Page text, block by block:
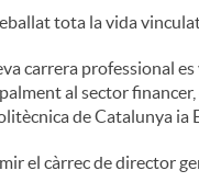
tota la vida
carrera professional
al sector
de Catalunya ia
el càrrec de director